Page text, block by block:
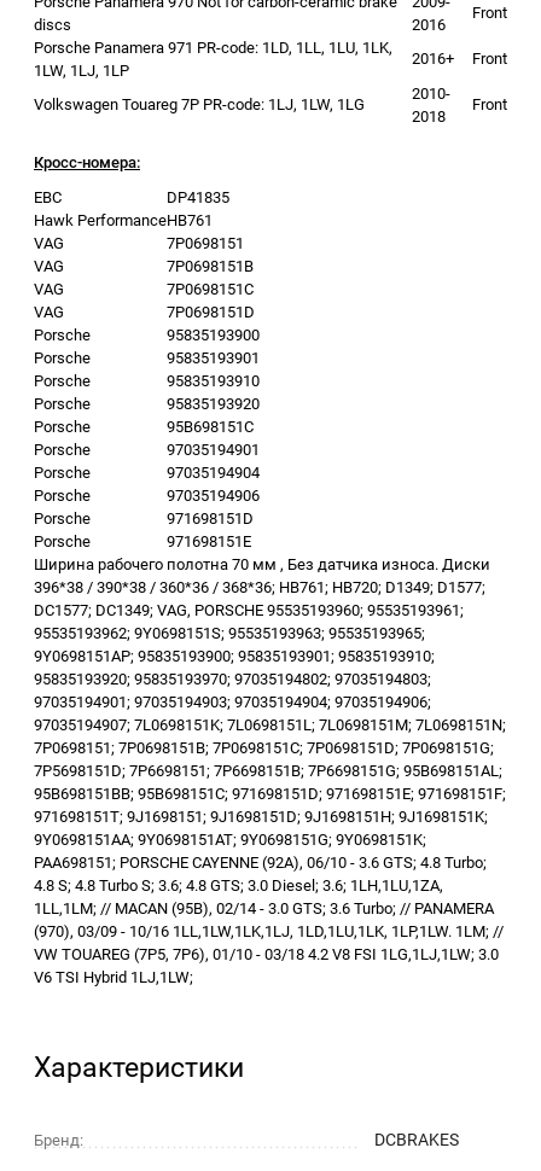
discs
2016
Front
Porsche Panamera 971 PR-code: 1LD, 1LL, 1LU, 1LK,
1LW, 1LJ, 1LP
2016+ Front
Volkswagen Touareg 7P PR-code: 1LJ, 1LW, 1LG
2010-
2018
Front
Кросс-номера:
EBC
DP41835
Hawk PerformanceHB761
VAG
7P0698151
VAG
7P0698151B
VAG
7P0698151C
VAG
7P0698151D
Porsche
95835193900
Porsche
95835193901
Porsche
95835193910
Porsche
95835193920
Porsche
95B698151C
Porsche
97035194901
Porsche
97035194904
Porsche
97035194906
Porsche
971698151D
Porsche
971698151E
Ширина рабочего полотна 70 мм , Без датчика износа. Диски
396*38 / 390*38 / 360*36 / 368*36; HB761; HB720; D1349; D1577;
DC1577; DC1349; VAG, PORSCHE 95535193960; 95535193961;
95535193962; 9Y0698151S; 95535193963; 95535193965;
9Y0698151AP; 95835193900; 95835193901; 95835193910;
95835193920; 95835193970; 97035194802; 97035194803;
97035194901; 97035194903; 97035194904; 97035194906;
97035194907; 7L0698151K; 7L0698151L; 7L0698151M; 7L0698151N;
7P0698151; 7P0698151B; 7P0698151C; 7P0698151D; 7P0698151G;
7P5698151D; 7P6698151; 7P6698151B; 7P6698151G; 95B698151AL;
95B698151BB; 95B698151C; 971698151D; 971698151E; 971698151F;
971698151T; 9J1698151; 9J1698151D; 9J1698151H; 9J1698151K;
9Y0698151AA; 9Y0698151AT; 9Y0698151G; 9Y0698151K;
PAA698151; PORSCHE CAYENNE (92A), 06/10 - 3.6 GTS; 4.8 Turbo;
4.8 S; 4.8 Turbo S; 3.6; 4.8 GTS; 3.0 Diesel; 3.6; 1LH,1LU,1ZA,
1LL,1LM; // MACAN (95B), 02/14 - 3.0 GTS; 3.6 Turbo; // PANAMERA
(970), 03/09 - 10/16 1LL,1LW,1LK,1LJ, 1LD,1LU,1LK, 1LP,1LW. 1LM; //
VW TOUAREG (7P5, 7P6), 01/10 - 03/18 4.2 V8 FSI 1LG,1LJ,1LW; 3.0
V6 TSI Hybrid 1LJ,1LW;
Характеристики
Бренд: DCBRAKES